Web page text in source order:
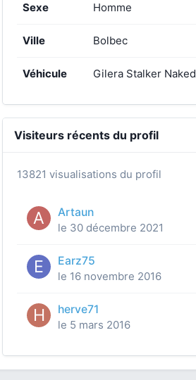
Sexe Homme
Ville Bolbec
Véhicule Gilera Stalker Naked
Visiteurs récents du profil
13821 visualisations du profil
Artaun
le 30 décembre 2021
Earz75
le 16 novembre 2016
herve71
le 5 mars 2016